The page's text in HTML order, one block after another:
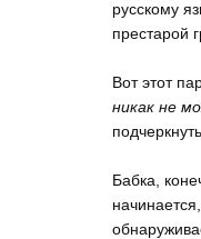
русскому
престарой
Вот этот
никак не
Бабка,